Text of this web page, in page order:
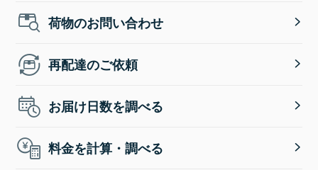
荷物のお問い合わせ
再配達のご依頼
お届け日数を調べる
料金を計算・調べる